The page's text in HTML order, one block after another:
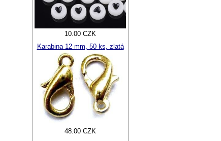
10.00 CZK
Karabina 12 mm, 50 ks, zlatá
48.00 CZK